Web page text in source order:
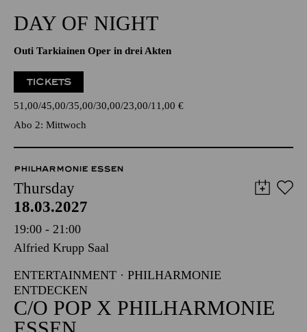
DAY OF NIGHT
Outi Tarkiainen Oper in drei Akten
TICKETS
51,00 45,00 35,00 30,00 23,00 11,00 €
Abo 2: Mittwoch
PHILHARMONIE ESSEN
Thursday
18.03.2027
19:00 - 21:00
Alfried Krupp Saal
ENTERTAINMENT · PHILHARMONIE
ENTDECKEN
C/O POP X PHILHARMONIE